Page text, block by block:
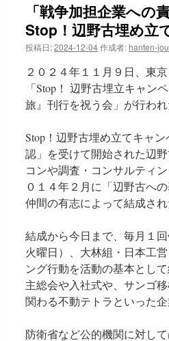
「戦争加担企業へ
Stop！辺野古埋め立
投稿日:2024-12-04作成者: hanten-
２０２４年１１月９日、東
「Stop！ 辺野古埋立キャン
旅』刊行を祝う会」が行われ
Stop！辺野古埋め立てキャ
認」を受けて開始された辺
コンや調査・コンサルティ
０１４年２月に「辺野古へ
仲間の有志によって結成され
結成から今日まで、毎月１
火曜日）、大林組・日本工
ング行動を活動の基本とし
主総会や入社式や、サンゴ
関わる不動テトラといった
防衛省など公的機関に対し